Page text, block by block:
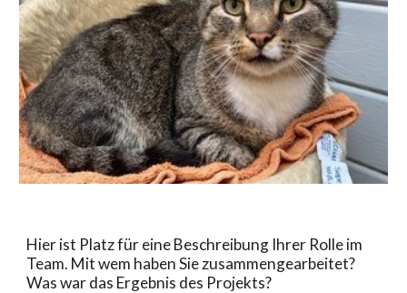
Hier ist Platz für eine Beschreibung Ihrer Rolle im
Team. Mit wem haben Sie zusammengearbeitet?
Was war das Ergebnis des Projekts?